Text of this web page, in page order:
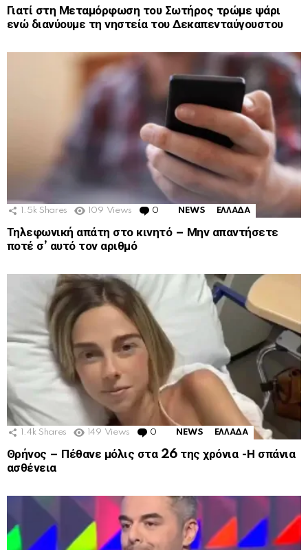
Γιατί στη Μεταμόρφωση του Σωτήρος τρώμε ψάρι
ενώ διανύουμε τη νηστεία του Δεκαπενταύγουστου
1.5k Shares 109 Views 0 Comments
NEWS ΕΛΛΑΔΑ
Τηλεφωνική απάτη στο κινητό – Μην απαντήσετε
ποτέ σ’ αυτό τον αριθμό
1.4k Shares 149 Views 0 Comments
NEWS ΕΛΛΑΔΑ
Θρήνος – Πέθανε μόλις στα 26 της χρόνια -Η σπάνια
ασθένεια